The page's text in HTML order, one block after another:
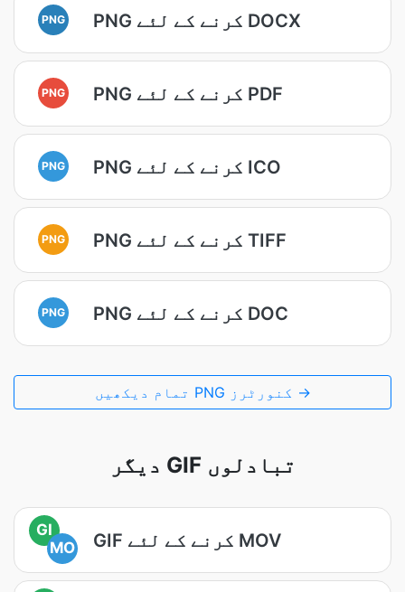
PNG PNG کرنے کے لئے DOCX
PNG PNG کرنے کے لئے PDF
PNG PNG کرنے کے لئے ICO
PNG PNG کرنے کے لئے TIFF
PNG PNG کرنے کے لئے DOC
تمام دیکھیں PNG کنورٹرز →
دیگر GIF تبادلوں
GI
MO
GIF کرنے کے لئے MOV